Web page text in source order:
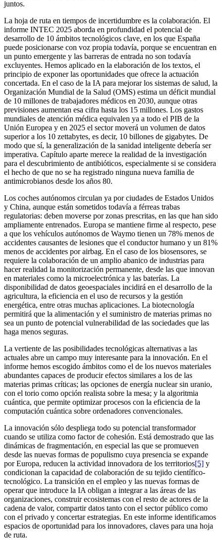
juntos.
La hoja de ruta en tiempos de incertidumbre es la colaboración. El
informe INTEC 2025 aborda en profundidad el potencial de
desarrollo de 10 ámbitos tecnológicos clave, en los que España
puede posicionarse con voz propia todavía, porque se encuentran en
un punto emergente y las barreras de entrada no son todavía
excluyentes. Hemos aplicado en la elaboración de los textos, el
principio de exponer las oportunidades que ofrece la actuación
concertada. En el caso de la IA para mejorar los sistemas de salud, la
Organización Mundial de la Salud (OMS) estima un déficit mundial
de 10 millones de trabajadores médicos en 2030, aunque otras
previsiones aumentan esa cifra hasta los 15 millones. Los gastos
mundiales de atención médica equivalen ya a todo el PIB de la
Unión Europea y en 2025 el sector moverá un volumen de datos
superior a los 10 zettabytes, es decir, 10 billones de gigabytes. De
modo que sí, la generalización de la sanidad inteligente debería ser
imperativa. Capítulo aparte merece la realidad de la investigación
para el descubrimiento de antibióticos, especialmente si se considera
el hecho de que no se ha registrado ninguna nueva familia de
antimicrobianos desde los años 80.
Los coches autónomos circulan ya por ciudades de Estados Unidos
y China, aunque están sometidos todavía a férreas trabas
regulatorias: deben moverse por zonas prescritas, en las que han sido
ampliamente entrenados. Europa se mantiene firme al respecto, pese
a que los vehículos autónomos de Waymo tienen un 78% menos de
accidentes causantes de lesiones que el conductor humano y un 81%
menos de accidentes por airbag. En el caso de los biosensores, se
requiere la colaboración de un amplio abanico de industrias para
hacer realidad la monitorización permanente, desde las que innovan
en materiales como la microelectrónica y las baterías. La
disponibilidad de datos geoespaciales incidirá en el desarrollo de la
agricultura, la eficiencia en el uso de recursos y la gestión
energética, entre otras muchas aplicaciones. La biotecnología
permitirá que la alimentación y el suministro de materias primas no
sea un punto de potencial vulnerabilidad de las sociedades que las
haga menos seguras.
La vertiente de las posibilidades tecnológicas alternativas a las
actuales abre un campo muy interesante para la innovación. En el
informe hemos escogido ámbitos como el de los nuevos materiales
abundantes capaces de producir efectos similares a los de las
materias primas críticas; las opciones de energía nuclear sin uranio,
con el torio como opción realista sobre la mesa; y la algoritmia
cuántica, que permite optimizar procesos con la eficiencia de la
computación cuántica sobre ordenadores convencionales.
La innovación sólo despliega todo su potencial transformador
cuando se utiliza como factor de cohesión. Está demostrado que las
dinámicas de fragmentación, en especial las que se promueven
desde las nuevas formas de populismo cuya presencia se expande
por Europa, reducen la actividad innovadora de los territorios[5] y
condicionan la capacidad de colaboración de su tejido científico-
tecnológico. La transición en el empleo y las nuevas formas de
operar que introduce la IA obligan a integrar a las áreas de las
organizaciones, construir ecosistemas con el resto de actores de la
cadena de valor, compartir datos tanto con el sector público como
con el privado y concertar estrategias. En este informe identificamos
espacios de oportunidad para los innovadores, claves para una hoja
de ruta.